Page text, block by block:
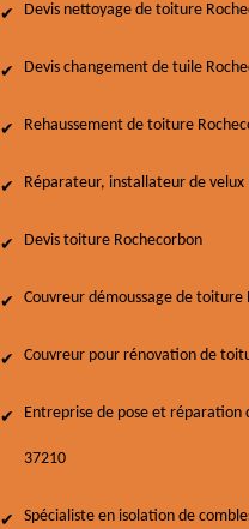
Devis nettoyage de toiture
Devis changement de tuile
Rehaussement de toiture
Réparateur, installateur de velux
Devis toiture Rochecorbon
Couvreur démoussage de toiture
Couvreur pour rénovation de
Entreprise de pose et réparation
37210
Spécialiste en isolation de